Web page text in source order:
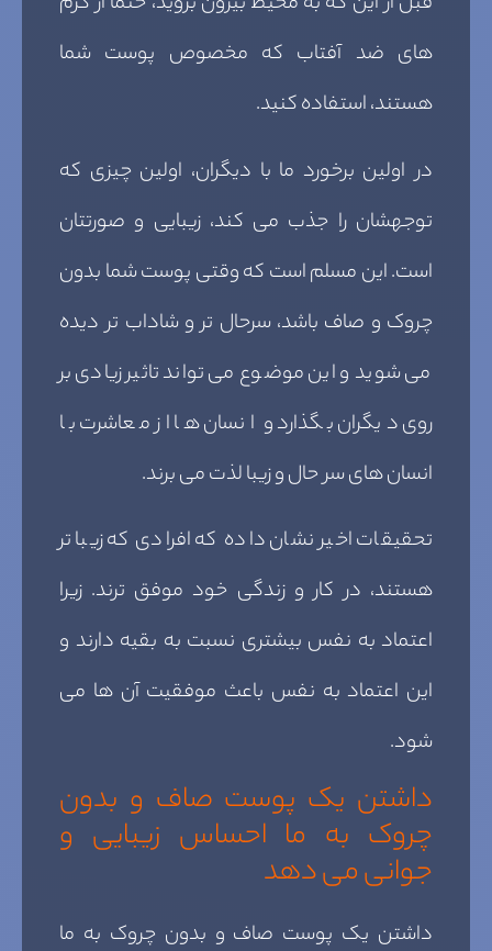
های ضد آفتاب که مخصوص پوست شما
هستند، استفاده کنید.
در اولین برخورد ما با دیگران، اولین چیزی که
توجهشان را جذب می کند، زیبایی و صورتتان
است. این مسلم است که وقتی پوست شما بدون
چروک و صاف باشد، سرحال تر و شاداب تر دیده
می شوید و این موضوع می تواند تاثیر زیادی بر
روی دیگران بگذارد و انسان ها از معاشرت با
انسان های سر حال و زیبا لذت می برند.
تحقیقات اخیر نشان داده که افرادی که زیبا تر
هستند، در کار و زندگی خود موفق ترند. زیرا
اعتماد به نفس بیشتری نسبت به بقیه دارند و
این اعتماد به نفس باعث موفقیت آن ها می
شود.
داشتن یک پوست صاف و بدون
چروک به ما احساس زیبایی و
جوانی می دهد
داشتن یک پوست صاف و بدون چروک به ما